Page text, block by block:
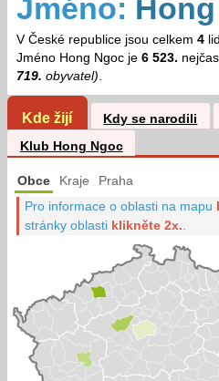
Jméno:
V České republice jsou celkem 4
Jméno Hong Ngoc je 6 523.
719. obyvatel).
Kde žijí Kdy se narodili
Klub Hong Ngoc
Obce Kraje Praha
Pro informace o oblasti na mapu
stránky oblasti klikněte 2x.